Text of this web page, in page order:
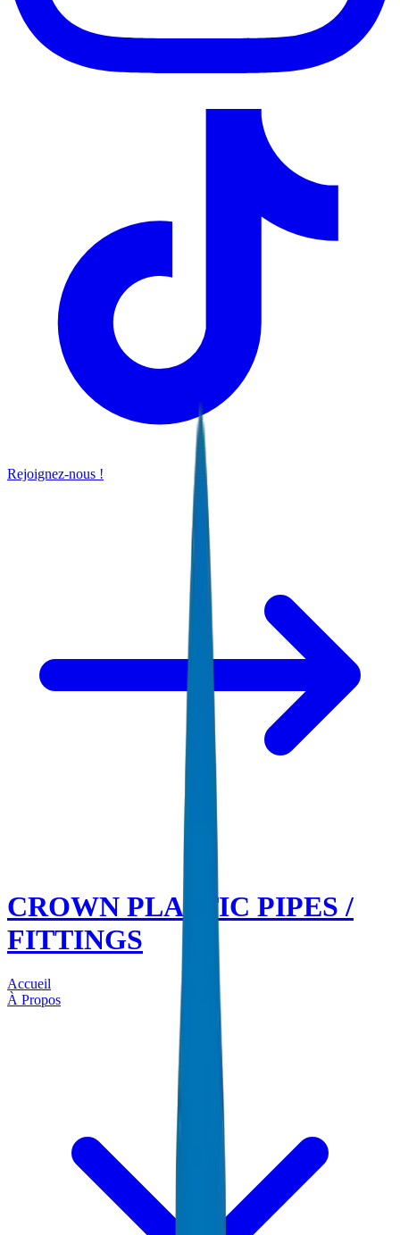
Rejoignez-nous !
CROWN PLASTIC PIPES /
FITTINGS
Accueil
À Propos